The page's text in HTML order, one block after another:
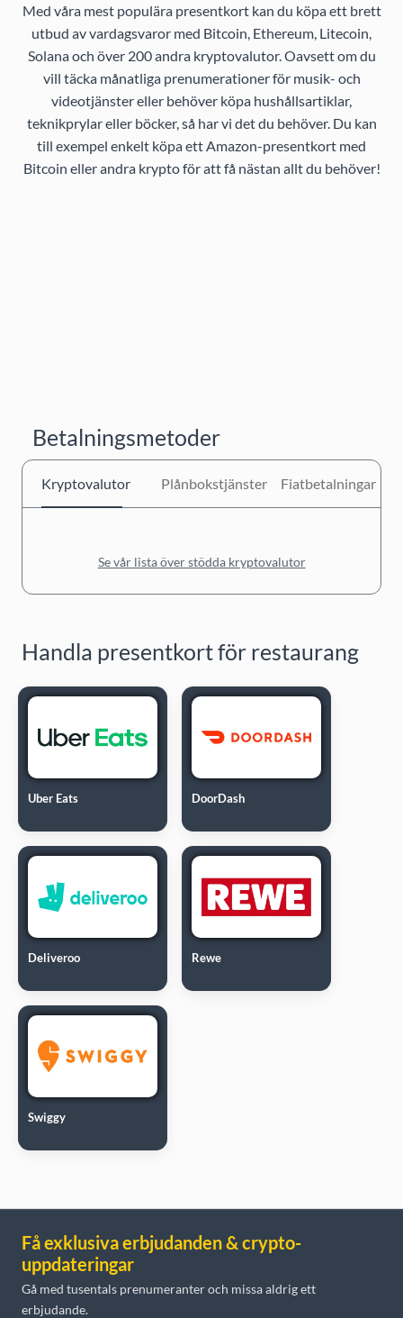
Med våra mest populära presentkort kan du köpa ett brett
utbud av vardagsvaror med Bitcoin, Ethereum, Litecoin,
Solana och över 200 andra kryptovalutor. Oavsett om du
vill täcka månatliga prenumerationer för musik- och
videotjänster eller behöver köpa hushållsartiklar,
teknikprylar eller böcker, så har vi det du behöver. Du kan
till exempel enkelt köpa ett Amazon-presentkort med
Bitcoin eller andra krypto för att få nästan allt du behöver!
Betalningsmetoder
Kryptovalutor Plånbokstjänster Fiatbetalningar
Se vår lista över stödda kryptovalutor
Handla presentkort för restaurang
Uber Eats DoorDash
Deliveroo Rewe
Swiggy
Få exklusiva erbjudanden & crypto-
uppdateringar
Gå med tusentals prenumeranter och missa aldrig ett
erbjudande.